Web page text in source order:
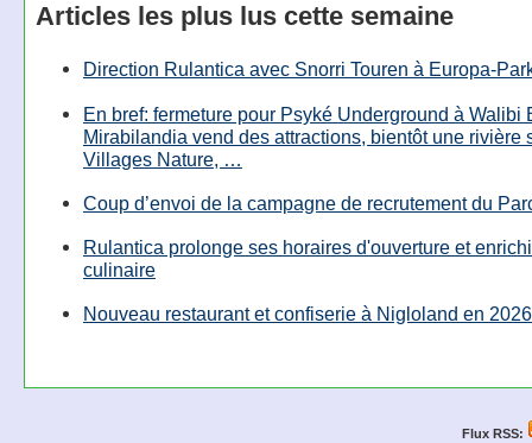
Articles les plus lus cette semaine
Direction Rulantica avec Snorri Touren à Europa-
En bref: fermeture pour Psyké Underground à Walibi
Mirabilandia vend des attractions, bientôt une rivière
Villages Nature, …
Coup d’envoi de la campagne de recrutement du
Rulantica prolonge ses horaires d'ouverture et
culinaire
Nouveau restaurant et confiserie à Nigloland en 2026
Flux RSS: